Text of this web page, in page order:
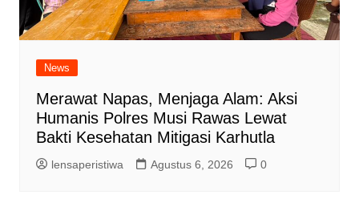
News
Merawat Napas, Menjaga Alam: Aksi
Humanis Polres Musi Rawas Lewat
Bakti Kesehatan Mitigasi Karhutla
lensaperistiwa Agustus 6, 2026 0